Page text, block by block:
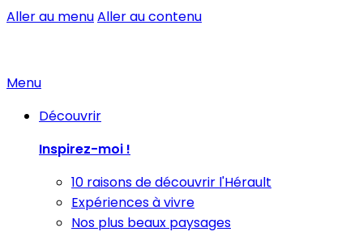
Aller au menuAller au contenu
Menu
Découvrir
Inspirez-moi !
10 raisons de découvrir l'Hérault
Expériences à vivre
Nos plus beaux paysages